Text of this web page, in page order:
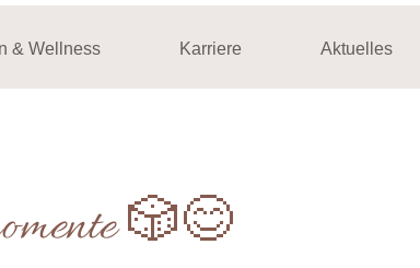
& Wellness Karriere Aktuelles
🎲😊